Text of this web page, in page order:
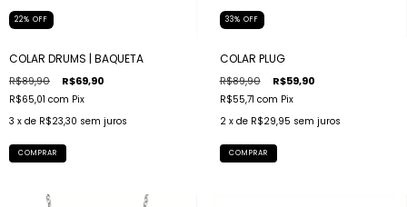
22% OFF
COLAR DRUMS | BAQUETA
R$89,90 R$69,90
R$65,01 com Pix
3 x de R$23,30 sem juros
COMPRAR
33% OFF
COLAR PLUG
R$89,90 R$59,90
R$55,71 com Pix
2 x de R$29,95 sem juros
COMPRAR